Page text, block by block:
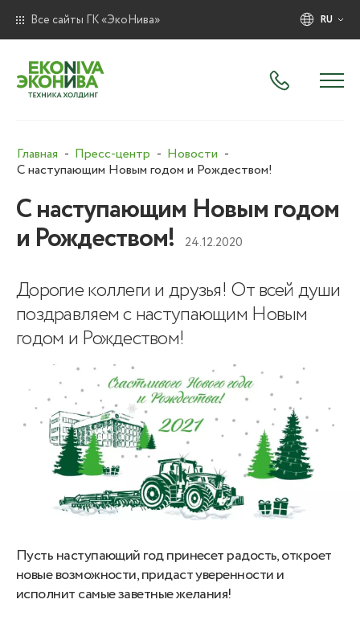
Все сайты ГК «ЭкоНива» RU
Главная Пресс-центр
Новости
С наступающим Новым годом и Рождеством!
С наступающим Новым годом
и Рождеством! 24.12.2020
Дорогие коллеги и друзья! От всей души
поздравляем с наступающим Новым
годом и Рождеством!
Пусть наступающий год принесет радость, откроет
новые возможности, придаст уверенности и
исполнит самые заветные желания!